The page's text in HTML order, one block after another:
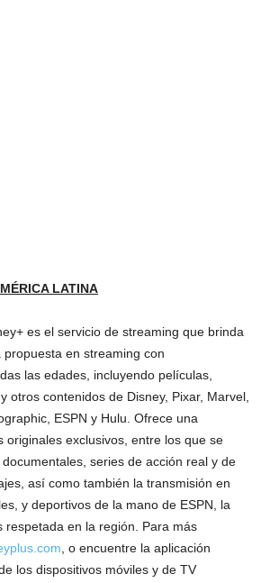
LATINA
es el servicio de streaming que brinda
en streaming con
las edades, incluyendo películas,
otros contenidos de Disney, Pixar, Marvel,
ESPN y Hulu. Ofrece una
originales exclusivos, entre los que se
series de acción real y de
así como también la transmisión en
y deportivos de la mano de ESPN, la
respetada en la región. Para más
, o encuentre la aplicación
los dispositivos móviles y de TV